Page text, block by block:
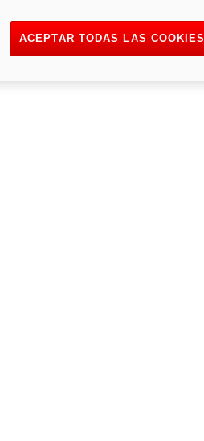
ACEPTAR TODAS LAS COOKIES